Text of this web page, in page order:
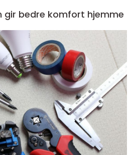
gir bedre komfort hjemme